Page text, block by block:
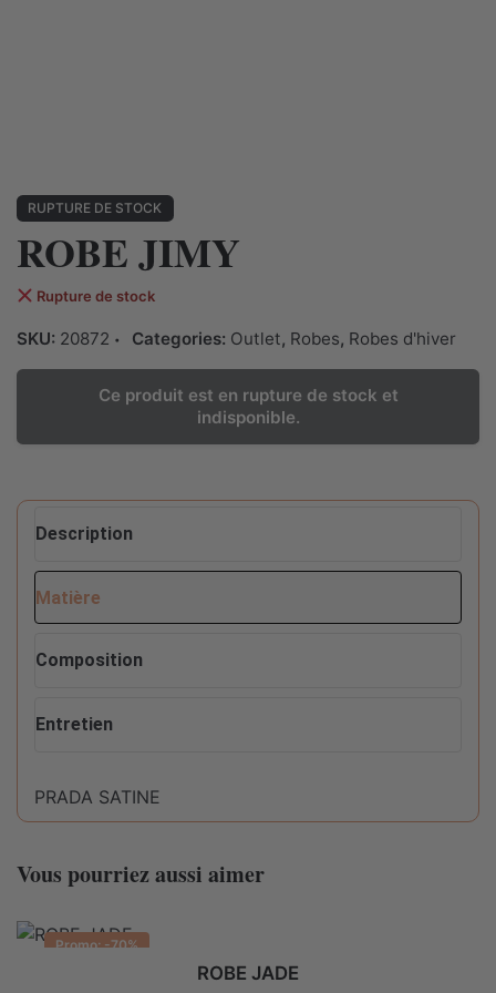
RUPTURE DE STOCK
ROBE JIMY
Rupture de stock
SKU: 20872 Categories: Outlet, Robes, Robes d'hiver
Ce produit est en rupture de stock et
indisponible.
Matière
Composition
Description
Entretien
PRADA SATINE
Composition 100% POLYESTER
Conseils d'entretien pour ce produit :
Ne pas sécher en machine
Lavable en machine max 30°C fragile
Vous pourriez aussi aimer
Promo: -70%
ROBE JADE